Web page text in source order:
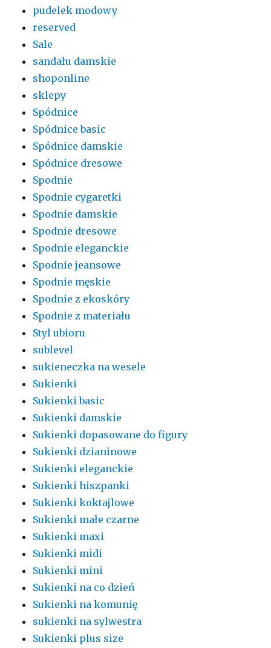
pudelek modowy
reserved
Sale
sandału damskie
shoponline
sklepy
Spódnice
Spódnice basic
Spódnice damskie
Spódnice dresowe
Spodnie
Spodnie cygaretki
Spodnie damskie
Spodnie dresowe
Spodnie eleganckie
Spodnie jeansowe
Spodnie męskie
Spodnie z ekoskóry
Spodnie z materiału
Styl ubioru
sublevel
sukieneczka na wesele
Sukienki
Sukienki basic
Sukienki damskie
Sukienki dopasowane do figury
Sukienki dzianinowe
Sukienki eleganckie
Sukienki hiszpanki
Sukienki koktajlowe
Sukienki małe czarne
Sukienki maxi
Sukienki midi
Sukienki mini
Sukienki na co dzień
Sukienki na komunię
sukienki na sylwestra
Sukienki plus size